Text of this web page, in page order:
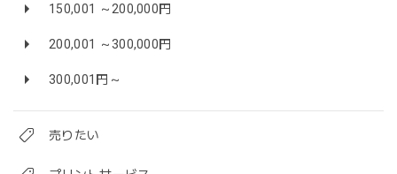
150,001 ～200,000円
200,001 ～300,000円
300,001円～
売りたい